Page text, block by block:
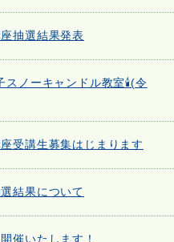
抽選結果発表
スノーキャンドル教室🕯(令
受講生募集はじまります
結果について
催いたします！